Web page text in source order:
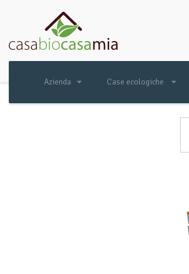
Azienda Case ecologiche